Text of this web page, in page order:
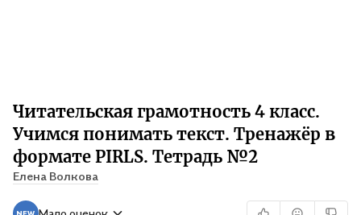
Читательская грамотность 4 класс.
Учимся понимать текст. Тренажёр в
формате PIRLS. Тетрадь №2
Елена Волкова